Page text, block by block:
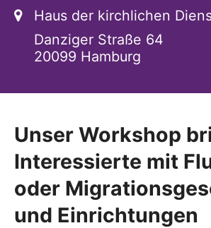
Ort:Haus der kirchlichen
Danziger Straße 64
20099 Hamburg
Unser Workshop
Interessierte mit
oder
und Einrichtungen